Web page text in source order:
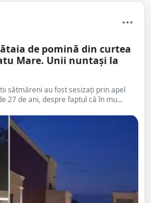
de pomină din curtea
Mare. Unii nuntași la
sătmăreni au fost sesizați prin apel
27 de ani, despre faptul că în mu...